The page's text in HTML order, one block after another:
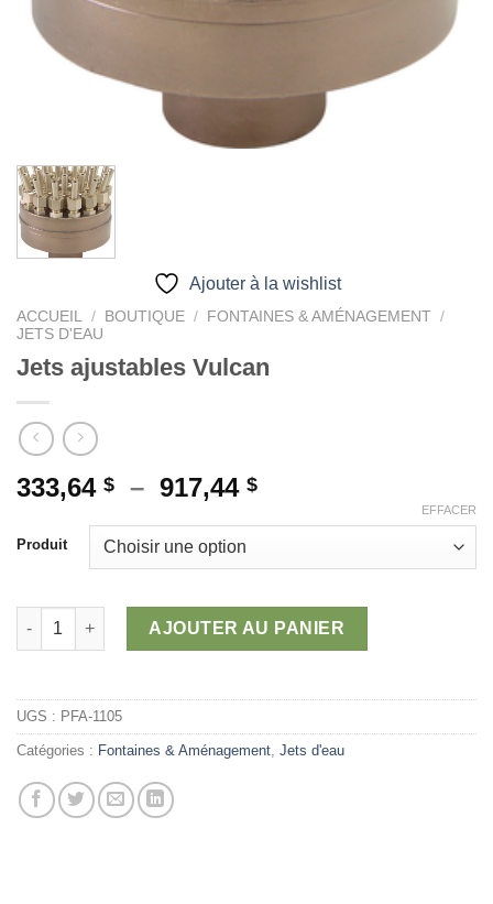
Ajouter à la wishlist
ACCUEIL / BOUTIQUE / FONTAINES & AMÉNAGEMENT /
JETS D'EAU
Jets ajustables Vulcan
333,64 $ – 917,44 $Plage
333,64 $
917,44 $
Produit
EFFACER
quantité de Jets ajustables Vulcan
AJOUTER AU PANIER
UGS : PFA-1105
Catégories : Fontaines & Aménagement, Jets d'eau